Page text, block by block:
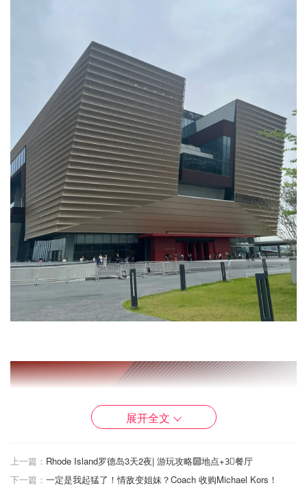
展开全文
上一篇： Rhode Island罗德岛3天2夜| 游玩攻略🔟地点+3⃣️餐厅
下一篇： 一定是我起猛了！情敌变姐妹？Coach 收购Michael Kors！